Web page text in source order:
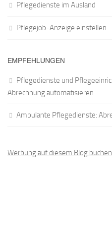
Pflegedienste im Ausland
Pflegejob-Anzeige einstellen
EMPFEHLUNGEN
Pflegedienste und
Abrechnung automatisieren
Ambulante Pflegedienste:
Werbung auf diesem Blog buchen